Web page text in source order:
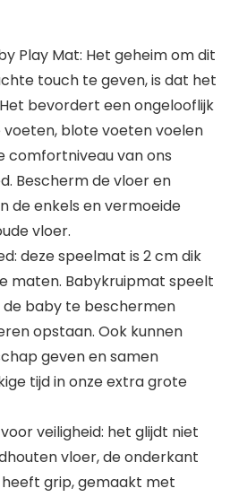
Play Mat: Het geheim om dit
touch te geven, is dat het
bevordert een ongelooflijk
blote voeten voelen
comfortniveau van ons
Bescherm de vloer en
de enkels en vermoeide
vloer.
deze speelmat is 2 cm dik
maten. Babykruipmat speelt
baby te beschermen
opstaan. Ook kunnen
geven en samen
tijd in onze extra grote
veiligheid: het glijdt niet
vloer, de onderkant
grip, gemaakt met